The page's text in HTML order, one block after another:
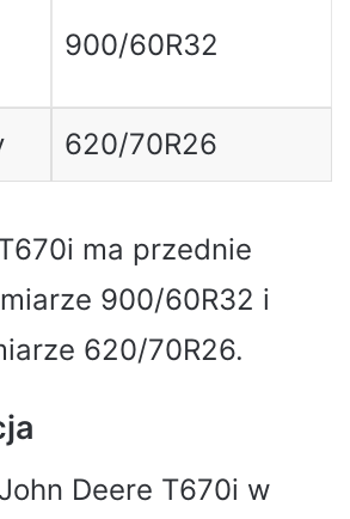
900/60R32
620/70R26
ma przednie
900/60R32 i
620/70R26.
Deere T670i w